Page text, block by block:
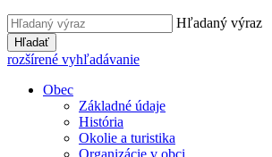
Hľadaný výraz
Hľadať
rozšírené vyhľadávanie
Obec
Základné údaje
História
Okolie a turistika
Organizácie v obci